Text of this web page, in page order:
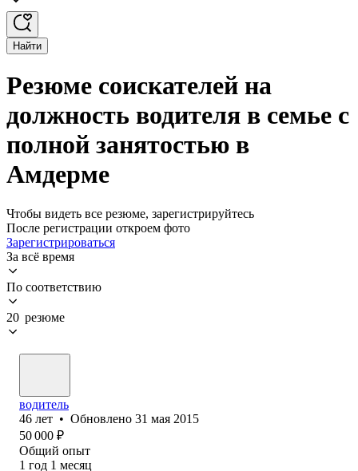
Найти
Резюме соискателей на
должность водителя в семье с
полной занятостью в
Амдерме
Чтобы видеть все резюме, зарегистрируйтесь
После регистрации откроем фото
Зарегистрироваться
За всё время
По соответствию
20 резюме
водитель
46 лет • Обновлено 31 мая 2015
50 000 ₽
Общий опыт
1 год 1 месяц